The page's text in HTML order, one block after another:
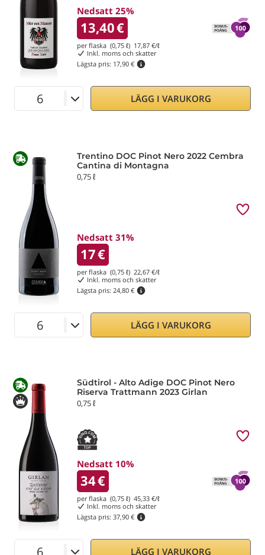
Nedsatt 25%
13,40€
per flaska (0,75 ℓ) 17,87 €/ℓ
Inkl. moms och skatter
Lägsta pris: 17,90 €
LÄGG I VARUKORG
Trentino DOC Pinot Nero 2022 Cembra
Cantina di Montagna
0,75 ℓ
Nedsatt 31%
17€
per flaska (0,75 ℓ) 22,67 €/ℓ
Inkl. moms och skatter
Lägsta pris: 24,80 €
LÄGG I VARUKORG
Südtirol - Alto Adige DOC Pinot Nero
Riserva Trattmann 2023 Girlan
0,75 ℓ
Nedsatt 10%
34€
per flaska (0,75 ℓ) 45,33 €/ℓ
Inkl. moms och skatter
Lägsta pris: 37,90 €
LÄGG I VARUKORG